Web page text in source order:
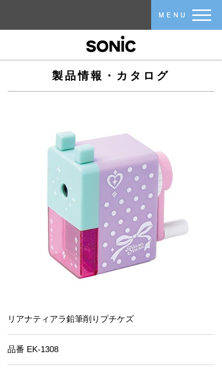
MENU
製品情報・カタログ
リアナティアラ鉛筆削りプチケズ
品番 EK-1308